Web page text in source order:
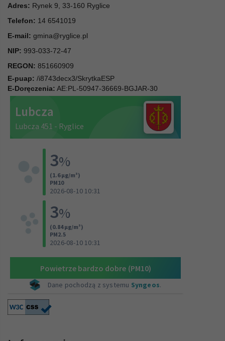
Adres: Rynek 9, 33-160 Ryglice
Telefon: 14 6541019
E-mail: gmina@ryglice.pl
NIP: 993-033-72-47
REGON: 851660909
E-puap: /i8743decx3/SkrytkaESP
E-Doręczenia: AE:PL-50947-36669-BGJAR-30